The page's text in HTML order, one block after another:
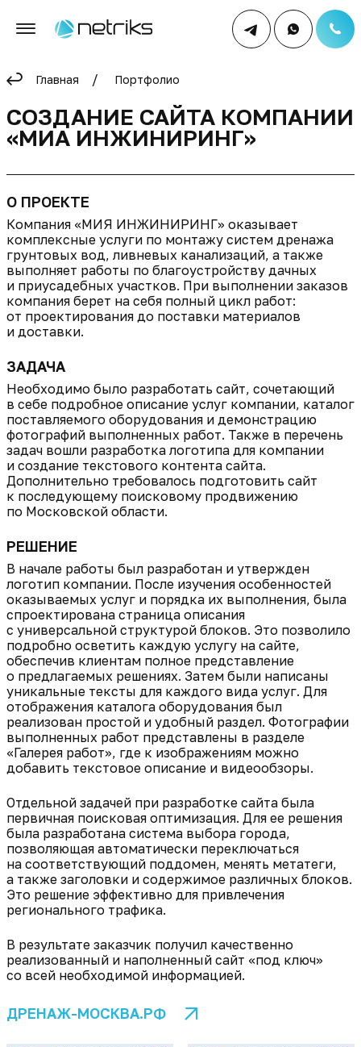
Главная Портфолио
СОЗДАНИЕ САЙТА КОМПАНИИ
«МИА ИНЖИНИРИНГ»
О ПРОЕКТЕ
Компания «МИЯ ИНЖИНИРИНГ» оказывает
комплексные услуги по монтажу систем дренажа
грунтовых вод, ливневых канализаций, а также
выполняет работы по благоустройству дачных
и приусадебных участков. При выполнении заказов
компания берет на себя полный цикл работ:
от проектирования до поставки материалов
и доставки.
ЗАДАЧА
Необходимо было разработать сайт, сочетающий
в себе подробное описание услуг компании, каталог
поставляемого оборудования и демонстрацию
фотографий выполненных работ. Также в перечень
задач вошли разработка логотипа для компании
и создание текстового контента сайта.
Дополнительно требовалось подготовить сайт
к последующему поисковому продвижению
по Московской области.
РЕШЕНИЕ
В начале работы был разработан и утвержден
логотип компании. После изучения особенностей
оказываемых услуг и порядка их выполнения, была
спроектирована страница описания
с универсальной структурой блоков. Это позволило
подробно осветить каждую услугу на сайте,
обеспечив клиентам полное представление
о предлагаемых решениях. Затем были написаны
уникальные тексты для каждого вида услуг. Для
отображения каталога оборудования был
реализован простой и удобный раздел. Фотографии
выполненных работ представлены в разделе
«Галерея работ», где к изображениям можно
добавить текстовое описание и видеообзоры.
Отдельной задачей при разработке сайта была
первичная поисковая оптимизация. Для ее решения
была разработана система выбора города,
позволяющая автоматически переключаться
на соответствующий поддомен, менять метатеги,
а также заголовки и содержимое различных блоков.
Это решение эффективно для привлечения
регионального трафика.
В результате заказчик получил качественно
реализованный и наполненный сайт «под ключ»
со всей необходимой информацией.
ДРЕНАЖ-МОСКВА.РФ